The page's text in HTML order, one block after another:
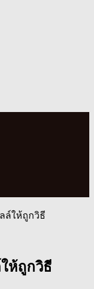
ล์ให้ถูกวิธี
ห้ถูกวิธี